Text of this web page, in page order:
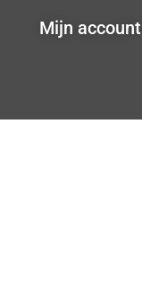
Mijn account